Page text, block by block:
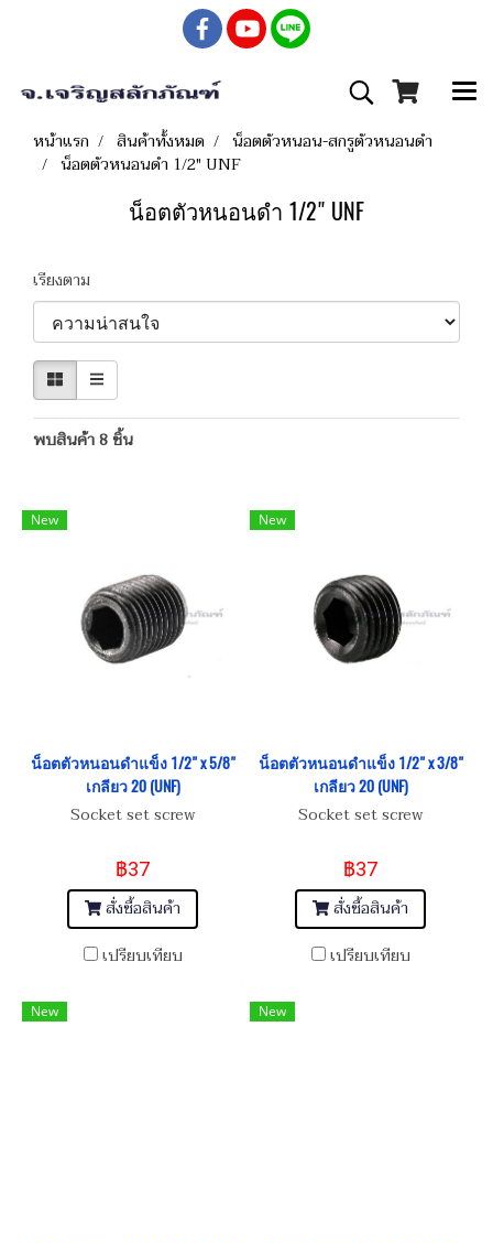
หน้าแรก สินค้าทั้งหมด
น็อตตัวหนอน-สกรูตัวหนอนดำ
น็อตตัวหนอนดำ 1/2" UNF
น็อตตัวหนอนดำ 1/2" UNF
เรียงตาม
พบสินค้า 8 ชิ้น
New
น็อตตัวหนอนดำแข็ง 1/2" x 5/8"
เกลียว 20 (UNF)
Socket set screw
฿37
สั่งซื้อสินค้า
เปรียบเทียบ
New
น็อตตัวหนอนดำแข็ง 1/2" x 3/8"
เกลียว 20 (UNF)
Socket set screw
฿37
สั่งซื้อสินค้า
เปรียบเทียบ
New New